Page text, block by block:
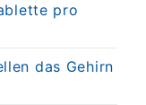
pro
das Gehirn